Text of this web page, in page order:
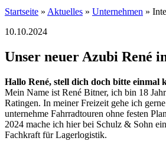
Startseite » Aktuelles » Unternehmen »
10.10.2024
Unser neuer Azubi René
Hallo René, stell dich doch bitte einmal
Mein Name ist René Bitner, ich bin 18
Ratingen. In meiner Freizeit gehe ich
unternehme Fahrradtouren ohne festen
2024 mache ich hier bei Schulz & Sohn
Fachkraft für Lagerlogistik.